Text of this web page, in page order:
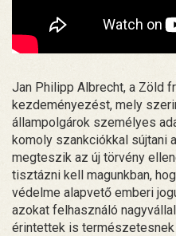
Jan Philipp Albrecht, a Zöld
kezdeményezést, mely
állampolgárok személyes
komoly szankciókkal sújtani
megteszik az új törvény
tisztázni kell magunkban,
védelme alapvető emberi
azokat felhasználó
érintettek is